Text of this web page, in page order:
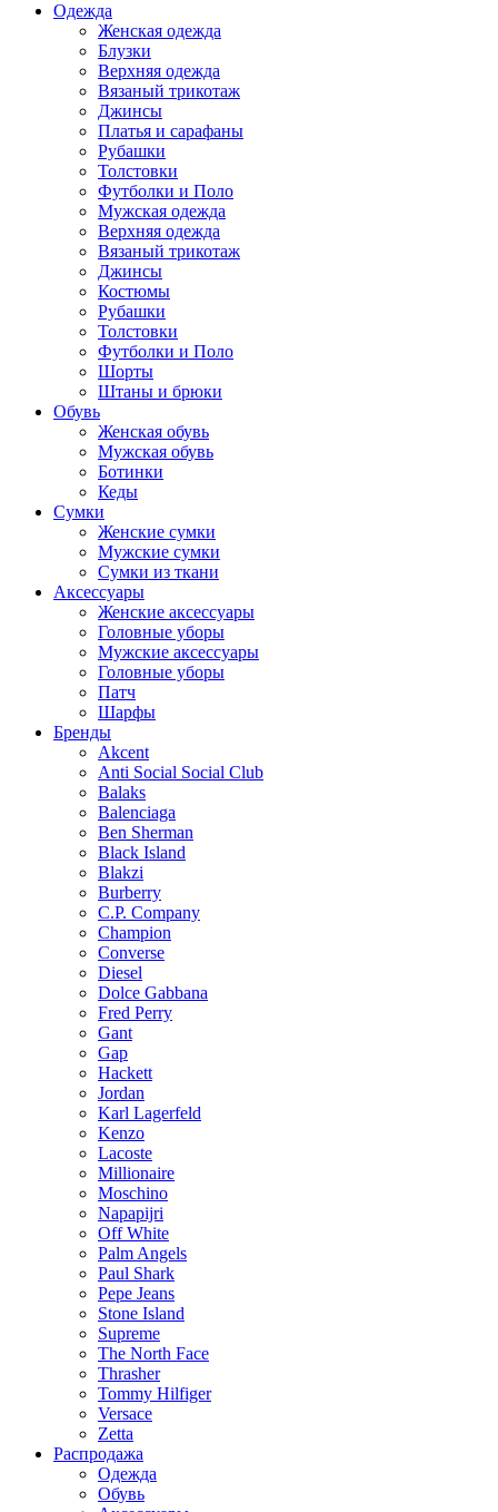
Одежда
Женская одежда
Блузки
Верхняя одежда
Вязаный трикотаж
Джинсы
Платья и сарафаны
Рубашки
Толстовки
Футболки и Поло
Мужская одежда
Верхняя одежда
Вязаный трикотаж
Джинсы
Костюмы
Рубашки
Толстовки
Футболки и Поло
Шорты
Штаны и брюки
Обувь
Женская обувь
Мужская обувь
Ботинки
Кеды
Сумки
Женские сумки
Мужские сумки
Сумки из ткани
Аксессуары
Женские аксессуары
Головные уборы
Мужские аксессуары
Головные уборы
Патч
Шарфы
Бренды
Akcent
Anti Social Social Club
Balaks
Balenciaga
Ben Sherman
Black Island
Blakzi
Burberry
C.P. Company
Champion
Converse
Diesel
Dolce Gabbana
Fred Perry
Gant
Gap
Hackett
Jordan
Karl Lagerfeld
Kenzo
Lacoste
Millionaire
Moschino
Napapijri
Off White
Palm Angels
Paul Shark
Pepe Jeans
Stone Island
Supreme
The North Face
Thrasher
Tommy Hilfiger
Versace
Zetta
Распродажа
Одежда
Обувь